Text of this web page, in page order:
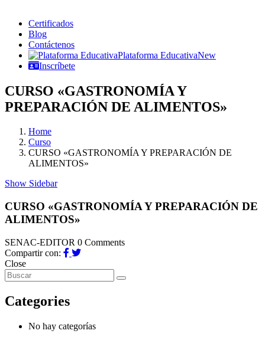
Certificados
Blog
Contáctenos
Plataforma EducativaNew
Inscríbete
CURSO «GASTRONOMÍA Y
PREPARACIÓN DE ALIMENTOS»
Home
Curso
CURSO «GASTRONOMÍA Y PREPARACIÓN DE
ALIMENTOS»
Show Sidebar
CURSO «GASTRONOMÍA Y PREPARACIÓN DE
ALIMENTOS»
SENAC-EDITOR 0 Comments
Compartir con:
Close
Categories
No hay categorías